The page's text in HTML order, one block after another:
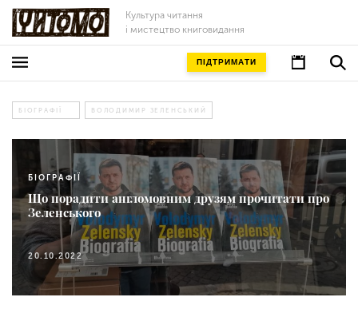
Культура читання
і мистецтво книговидання
ПІДТРИМАТИ
БІОГРАФІЇ ВОЛОДИМИР ЗЕЛЕНСЬКИЙ
БІОГРАФІЇ
Що порадити англомовним друзям прочитати про
Зеленського
20.10.2022